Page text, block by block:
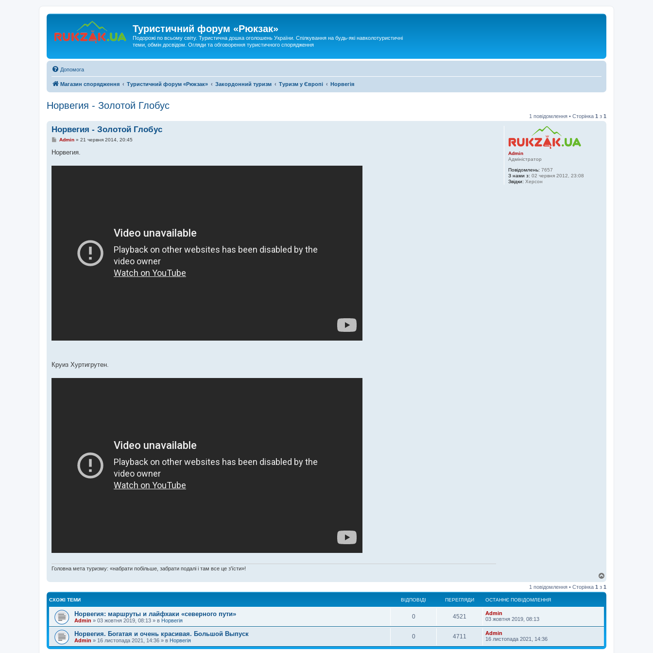
Туристичний форум «Рюкзак»
Подорожі по всьому світу. Туристична дошка оголошень України. Спілкування на будь-які навколотуристичні
теми, обмін досвідом. Огляди та обговорення туристичного спорядження
Допомога
Магазин спорядження Туристичний форум «Рюкзак» Закордонний туризм Туризм у Європі Норвегія
Норвегия - Золотой Глобус
1 повідомлення • Сторінка 1 з 1
Admin
Адміністратор
Повідомлень: 7657
З нами з: 02 червня 2012, 23:08
Звідки: Херсон
Норвегия - Золотой Глобус
П
в
Admin» 21 червня 2014, 20:45
Норвегия.
Круиз Хуртигрутен.
Головна мета туризму: «набрати побільше, забрати подалі і там все це з'їсти»!
г
о
1 повідомлення • Сторінка 1 з 1
СХОЖІ ТЕМИ ВІДПОВІДІ ПЕРЕГЛЯДИ ОСТАННЄ ПОВІДОМЛЕННЯ
Норвегия: маршруты и лайфхаки «северного пути»
Admin » 03 жовтня 2019, 08:13 » в Норвегія
0 4521
Admin
03 жовтня 2019, 08:13
Норвегия. Богатая и очень красивая. Большой Выпуск
Admin » 16 листопада 2021, 14:36 » в Норвегія
0 4711
Admin
16 листопада 2021, 14:36